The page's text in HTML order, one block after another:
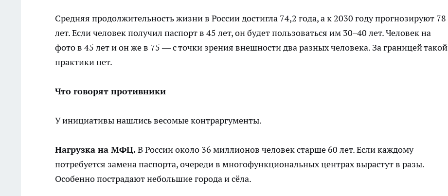
Средняя продолжительность жизни в России достигла 74,2 года, а к 2030 году прогнозируют 78
лет. Если человек получил паспорт в 45 лет, он будет пользоваться им 30–40 лет. Человек на
фото в 45 лет и он же в 75 — с точки зрения внешности два разных человека. За границей такой
практики нет.
Что говорят противники
У инициативы нашлись весомые контраргументы.
Нагрузка на МФЦ.В России около 36 миллионов человек старше 60 лет. Если каждому
потребуется замена паспорта, очереди в многофункциональных центрах вырастут в разы.
Особенно пострадают небольшие города и сёла.